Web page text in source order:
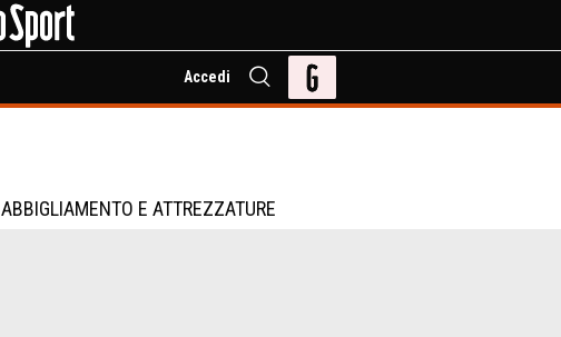
Accedi
ABBIGLIAMENTO E ATTREZZATURE